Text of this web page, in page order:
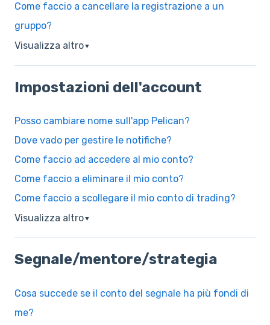
Come faccio a cancellare la registrazione a un
gruppo?
Visualizza altro▼
Impostazioni dell'account
Posso cambiare nome sull'app Pelican?
Dove vado per gestire le notifiche?
Come faccio ad accedere al mio conto?
Come faccio a eliminare il mio conto?
Come faccio a scollegare il mio conto di trading?
Visualizza altro▼
Segnale/mentore/strategia
Cosa succede se il conto del segnale ha più fondi di
me?